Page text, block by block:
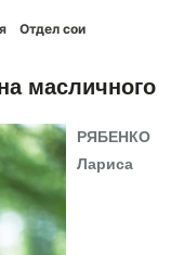
Отдел сои
масличного
РЯБЕНКО
Лариса